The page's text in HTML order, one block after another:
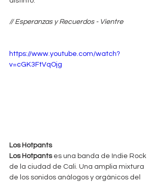
// Esperanzas y Recuerdos - Vientre
https://www.youtube.com/watch?
v=cGK3FtVqOjg
Los Hotpants
Los Hotpants es una banda de Indie Rock
de la ciudad de Cali. Una amplia mixtura
de los sonidos análogos y orgánicos del